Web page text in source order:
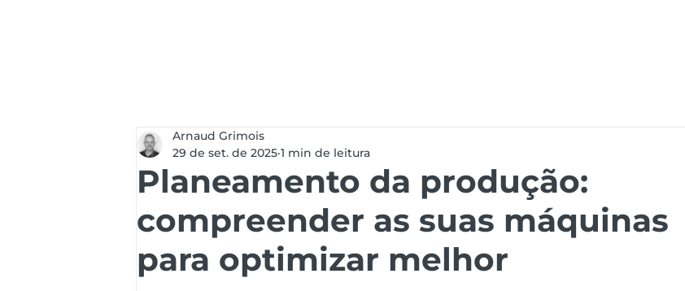
Planeamento da produção:
compreender as suas máquinas
para optimizar melhor
Arnaud Grimois
29 de set. de 2025 1 min de leitura